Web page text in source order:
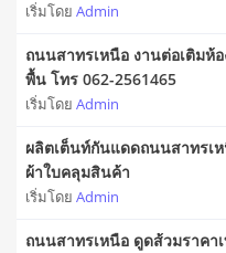
เริ่มโดย Admin
ถนนสาทรเหนือ งานต่อเติมห้
พื้น โทร 062-2561465
เริ่มโดย Admin
ผลิตเต็นท์กันแดดถนนสาทรเ
ผ้าใบคลุมสินค้า
เริ่มโดย Admin
ถนนสาทรเหนือ ดูดส้วมราคา